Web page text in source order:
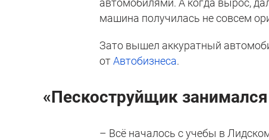
автомобилями. А когда вырос,
машина получилась не совсем
Зато вышел аккуратный
отАвтобизнеса.
«Пескоструйщик
– Всё началось с учебы в